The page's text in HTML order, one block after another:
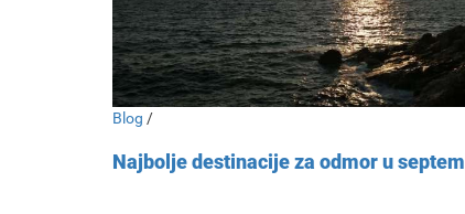
Blog /
Najbolje destinacije za odmor u